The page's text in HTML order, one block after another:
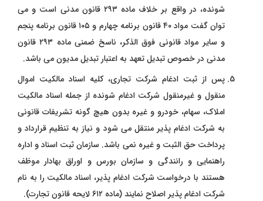
شونده، در واقع بر خلاف ماده ۲۹۳ قانون مدنی است و می
‌توان گفت مواد ۴۰ قانون برنامه چهارم و ۱۰۵ قانون برنامه پنجم
و سایر مواد قانونی فوق‌ الذکر، ناسخ ضمنی ماده ۲۹۳ قانون
مدنی در خصوص تبدیل تعهد به اعتبار تبدیل مدیون می ‌باشد.
پس از ثبت ادغام شرکت تجاری، کلیه اسناد مالکیت اموال
منقول و غیرمنقول شرکت ادغام شونده از جمله اسناد مالکیت
املاک، سهام، خودرو و غیره بدون هیچ گونه تشریفات قانونی
به شرکت ادغام پذیر منتقل می ‌شود و نیاز به تنظیم قرارداد و
پرداخت حق الثبت و غیره نمی ‌باشد. سازمان ثبت اسناد و اداره
راهنمایی و رانندگی و سازمان بورس و اوراق بهادار موظف
هستند با درخواست شرکت ادغام پذیر، اسناد مالکیت را به نام
شرکت ادغام پذیر اصلاح نمایند (ماده ۶۱۲ لایحه قانون تجارت).